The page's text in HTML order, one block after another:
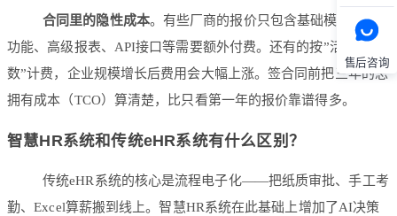
售后咨询
合同里的隐性成本。有些厂商的报价只包含基础模块，AI
功能、高级报表、API接口等需要额外付费。还有的按”活跃用户
数”计费，企业规模增长后费用会大幅上涨。签合同前把三年的总
拥有成本（TCO）算清楚，比只看第一年的报价靠谱得多。
智慧HR系统和传统eHR系统有什么区别？
传统eHR系统的核心是流程电子化——把纸质审批、手工考
勤、Excel算薪搬到线上。智慧HR系统在此基础上增加了AI决策